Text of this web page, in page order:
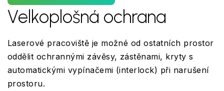
Velkoplošná ochrana
Laserové pracoviště je možné od ostatních prostor
oddělit ochrannými závěsy, zástěnami, kryty s
automatickými vypínačemi (interlock) při narušení
prostoru.